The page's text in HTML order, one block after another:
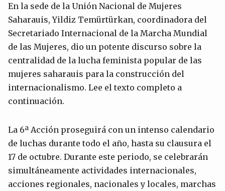
En la sede de la Unión Nacional de Mujeres
Saharauis, Yildiz Temürtürkan, coordinadora del
Secretariado Internacional de la Marcha Mundial
de las Mujeres, dio un potente discurso sobre la
centralidad de la lucha feminista popular de las
mujeres saharauis para la construcción del
internacionalismo. Lee el texto completo a
continuación.
La 6ª Acción proseguirá con un intenso calendario
de luchas durante todo el año, hasta su clausura el
17 de octubre. Durante este periodo, se celebrarán
simultáneamente actividades internacionales,
acciones regionales, nacionales y locales, marchas